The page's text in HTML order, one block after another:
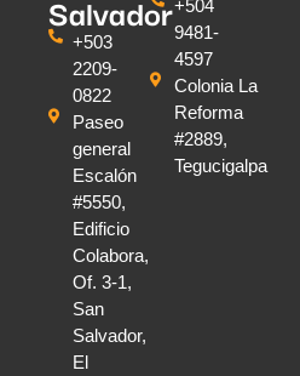
Salvador
+503
2209-
0822
Paseo
general
Escalón
#5550,
Edificio
Colabora,
Of. 3-1,
San
Salvador,
El
+504
9481-
4597
Colonia La
Reforma
#2889,
Tegucigalpa